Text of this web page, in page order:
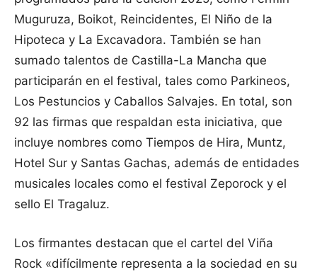
Muguruza, Boikot, Reincidentes, El Niño de la
Hipoteca y La Excavadora. También se han
sumado talentos de Castilla-La Mancha que
participarán en el festival, tales como Parkineos,
Los Pestuncios y Caballos Salvajes. En total, son
92 las firmas que respaldan esta iniciativa, que
incluye nombres como Tiempos de Hira, Muntz,
Hotel Sur y Santas Gachas, además de entidades
musicales locales como el festival Zeporock y el
sello El Tragaluz.
Los firmantes destacan que el cartel del Viña
Rock «difícilmente representa a la sociedad en su